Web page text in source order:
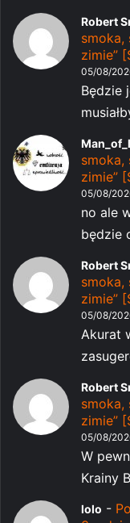
Robert
smoka,
zimie”
05/08/
Będzie
smoka,
zimie”
05/08/
no ale
będzie
Robert
smoka,
zimie”
05/08/
Akurat
Robert
smoka,
zimie”
05/08/
W
Krainy
lolo -